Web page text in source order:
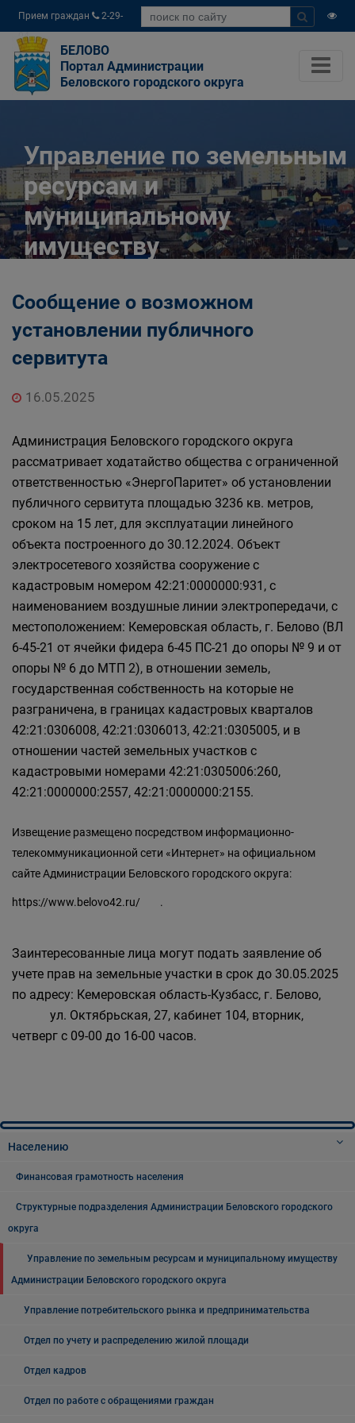
Прием граждан
2-29-
04
БЕЛОВО
Портал Администрации
Беловского городского округа
Управление по земельным
ресурсам и
муниципальному
имуществу
Беловского городского
округа
Структурные подразделения Администрации
Управление по земельным ресурсам и
муниципальному имуществу Администрации
Беловского городского округа
Сообщение о возможном
установлении публичного
сервитута
16.05.2025
Администрация Беловского городского округа
рассматривает ходатайство общества с ограниченной
ответственностью «ЭнергоПаритет» об установлении
публичного сервитута площадью 3236 кв. метров,
сроком на 15 лет, для эксплуатации линейного
объекта построенного до 30.12.2024. Объект
электросетевого хозяйства сооружение с
кадастровым номером 42:21:0000000:931, с
наименованием воздушные линии электропередачи, с
местоположением: Кемеровская область, г. Белово (ВЛ
6-45-21 от ячейки фидера 6-45 ПС-21 до опоры № 9 и от
опоры № 6 до МТП 2), в отношении земель,
государственная собственность на которые не
разграничена, в границах кадастровых кварталов
42:21:0306008, 42:21:0306013, 42:21:0305005, и в
отношении частей земельных участков с
кадастровыми номерами 42:21:0305006:260,
42:21:0000000:2557, 42:21:0000000:2155.
Извещение размещено посредством информационно-
телекоммуникационной сети «Интернет» на официальном
сайте Администрации Беловского городского округа:
https://www.belovo42.ru/ .
Заинтересованные лица могут подать заявление об
учете прав на земельные участки в срок до 30.05.2025
по адресу: Кемеровская область-Кузбасс, г. Белово,
ул. Октябрьская, 27, кабинет 104, вторник,
четверг с 09-00 до 16-00 часов.
Населению
Финансовая грамотность населения
Структурные подразделения Администрации Беловского городского
округа
Управление по земельным ресурсам и муниципальному имуществу
Администрации Беловского городского округа
Управление потребительского рынка и предпринимательства
Отдел по учету и распределению жилой площади
Отдел кадров
Отдел по работе с обращениями граждан